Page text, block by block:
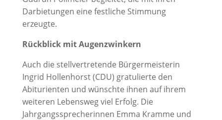
Darbietungen eine festliche Stimmung
erzeugte.
Rückblick mit Augenzwinkern
Auch die stellvertretende Bürgermeisterin
Ingrid Hollenhorst (CDU) gratulierte den
Abiturienten und wünschte ihnen auf ihrem
weiteren Lebensweg viel Erfolg. Die
Jahrgangssprecherinnen Emma Kramme und